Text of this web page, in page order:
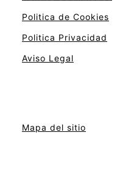
Politica de Cookies
Politica Privacidad
Aviso Legal
Mapa del sitio